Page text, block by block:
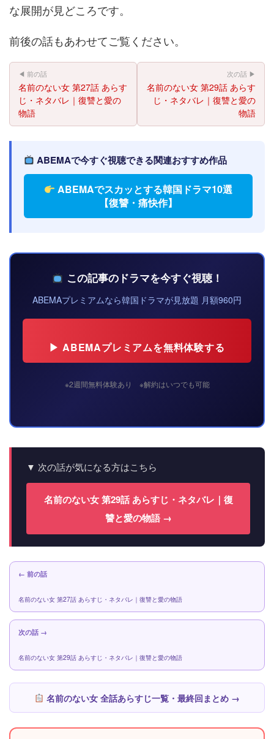
な展開が見どころです。
前後の話もあわせてご覧ください。
◀ 前の話
名前のない女 第27話 あらす
じ・ネタバレ｜復讐と愛の
物語
次の話 ▶
名前のない女 第29話 あらす
じ・ネタバレ｜復讐と愛の
物語
ABEMAで今すぐ視聴できる関連おすすめ作品
ABEMAでスカッとする韓国ドラマ10選
【復讐・痛快作】
この記事のドラマを今すぐ視聴！
ABEMAプレミアムなら韓国ドラマが見放題 月額960円
▶ ABEMAプレミアムを無料体験する
※2週間無料体験あり ※解約はいつでも可能
▼ 次の話が気になる方はこちら
名前のない女 第29話 あらすじ・ネタバレ｜復
讐と愛の物語 →
← 前の話
名前のない女 第27話 あらすじ・ネタバレ｜復讐と愛の物語
次の話 →
名前のない女 第29話 あらすじ・ネタバレ｜復讐と愛の物語
名前のない女 全話あらすじ一覧・最終回まとめ →